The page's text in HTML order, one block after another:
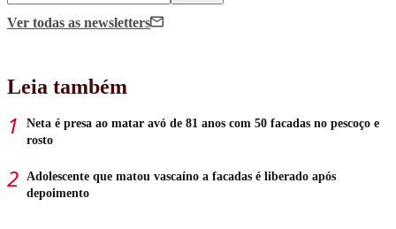
Ver todas as newsletters
Leia também
Neta é presa ao matar avó de 81 anos com 50 facadas no pescoço e
rosto
Adolescente que matou vascaíno a facadas é liberado após
depoimento